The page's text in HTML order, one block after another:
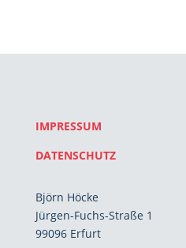
IMPRESSUM
DATENSCHUTZ
Björn Höcke
Jürgen-Fuchs-Straße 1
99096 Erfurt